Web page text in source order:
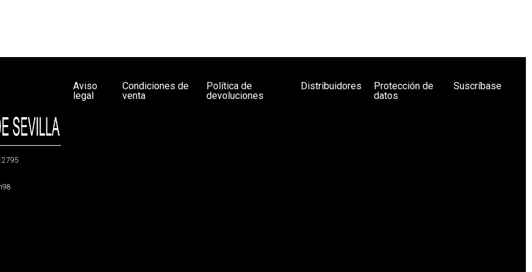
Aviso
legal
Condiciones de
venta
Política de
devoluciones
Distribuidores
Protección de
datos
Suscríbase